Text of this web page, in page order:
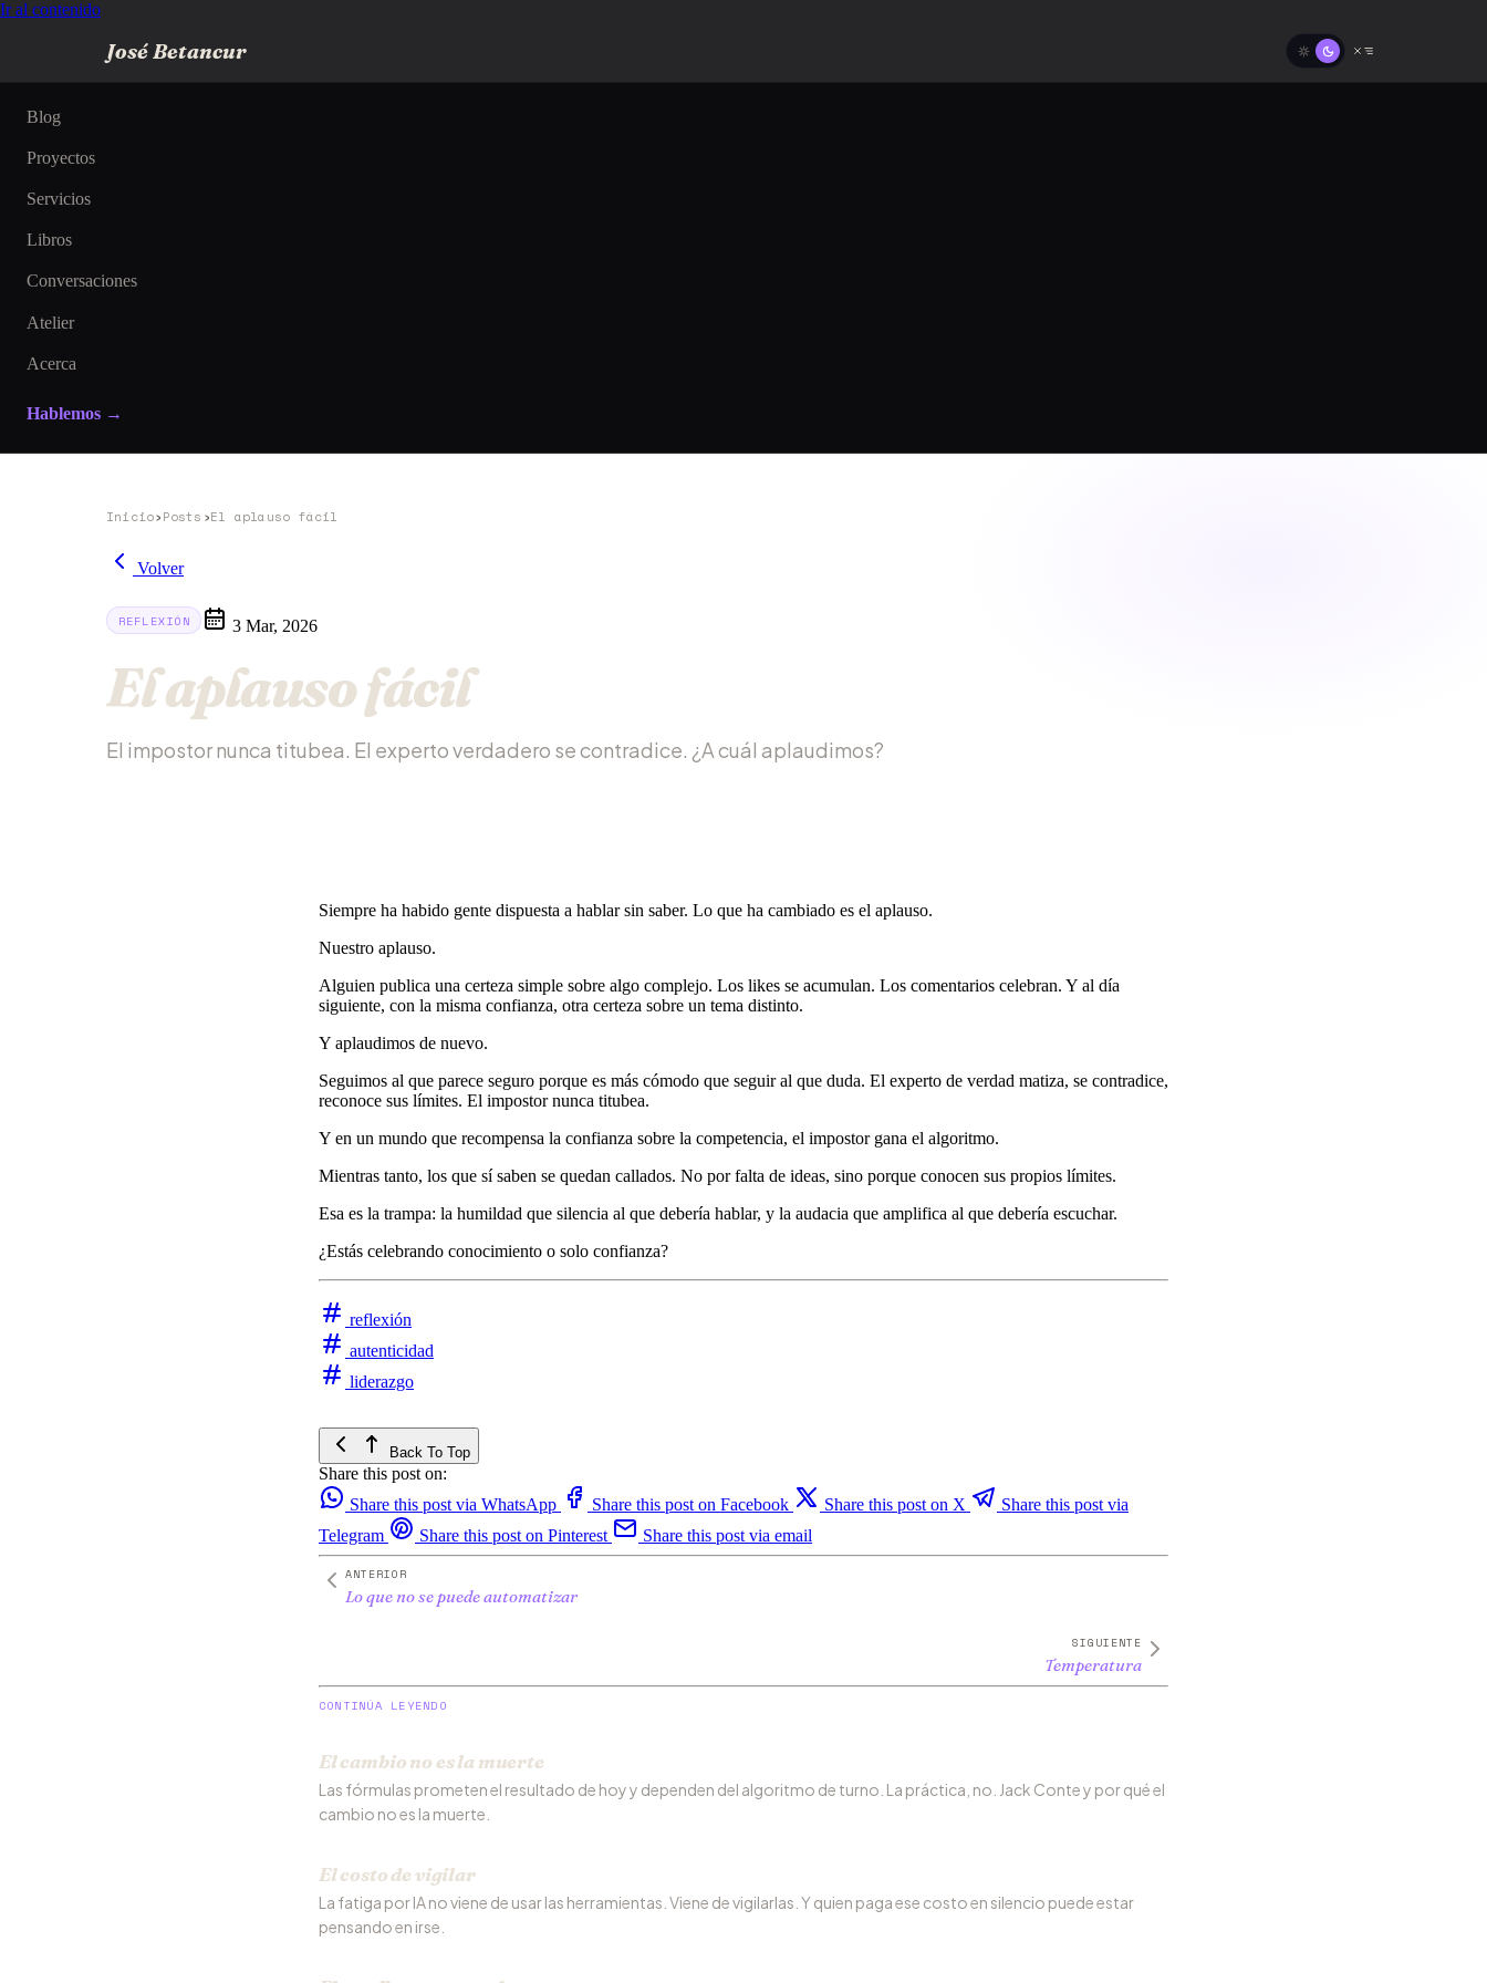
Ir al contenido
José Betancur
Blog
Proyectos
Servicios
Libros
Conversaciones
Atelier
Acerca
Hablemos →
Inicio›Posts ›El aplauso fácil
Volver
REFLEXIÓN 3 Mar, 2026
El aplauso fácil
El impostor nunca titubea. El experto verdadero se contradice. ¿A cuál aplaudimos?
Siempre ha habido gente dispuesta a hablar sin saber. Lo que ha cambiado es el aplauso.
Nuestro aplauso.
Alguien publica una certeza simple sobre algo complejo. Los likes se acumulan. Los comentarios celebran. Y al día
siguiente, con la misma confianza, otra certeza sobre un tema distinto.
Y aplaudimos de nuevo.
Seguimos al que parece seguro porque es más cómodo que seguir al que duda. El experto de verdad matiza, se contradice,
reconoce sus límites. El impostor nunca titubea.
Y en un mundo que recompensa la confianza sobre la competencia, el impostor gana el algoritmo.
Mientras tanto, los que sí saben se quedan callados. No por falta de ideas, sino porque conocen sus propios límites.
Esa es la trampa: la humildad que silencia al que debería hablar, y la audacia que amplifica al que debería escuchar.
¿Estás celebrando conocimiento o solo confianza?
reflexión
autenticidad
liderazgo
Back To Top
Share this post on:
Share this post via WhatsApp
Share this post on Facebook Share this post on X
Share this post via
Telegram
Share this post on Pinterest Share this post via email
ANTERIOR
Lo que no se puede automatizar
SIGUIENTE
Temperatura
CONTINÚA LEYENDO
El cambio no es la muerte
Las fórmulas prometen el resultado de hoy y dependen del algoritmo de turno. La práctica, no. Jack Conte y por qué el
cambio no es la muerte.
El costo de vigilar
La fatiga por IA no viene de usar las herramientas. Viene de vigilarlas. Y quien paga ese costo en silencio puede estar
pensando en irse.